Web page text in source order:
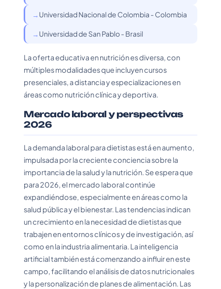
Universidad Nacional de Colombia - Colombia
Universidad de San Pablo - Brasil
La oferta educativa en nutrición es diversa, con
múltiples modalidades que incluyen cursos
presenciales, a distancia y especializaciones en
áreas como nutrición clínica y deportiva.
Mercado laboral y perspectivas
2026
La demanda laboral para dietistas está en aumento,
impulsada por la creciente conciencia sobre la
importancia de la salud y la nutrición. Se espera que
para 2026, el mercado laboral continúe
expandiéndose, especialmente en áreas como la
salud pública y el bienestar. Las tendencias indican
un crecimiento en la necesidad de dietistas que
trabajen en entornos clínicos y de investigación, así
como en la industria alimentaria. La inteligencia
artificial también está comenzando a influir en este
campo, facilitando el análisis de datos nutricionales
y la personalización de planes de alimentación. Las